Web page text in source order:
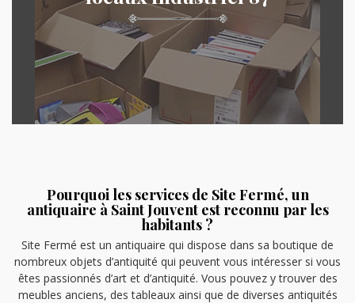
Pourquoi les services de Site Fermé, un
antiquaire à Saint Jouvent est reconnu par les
habitants ?
Site Fermé est un antiquaire qui dispose dans sa boutique de
nombreux objets d’antiquité qui peuvent vous intéresser si vous
êtes passionnés d’art et d’antiquité. Vous pouvez y trouver des
meubles anciens, des tableaux ainsi que de diverses antiquités